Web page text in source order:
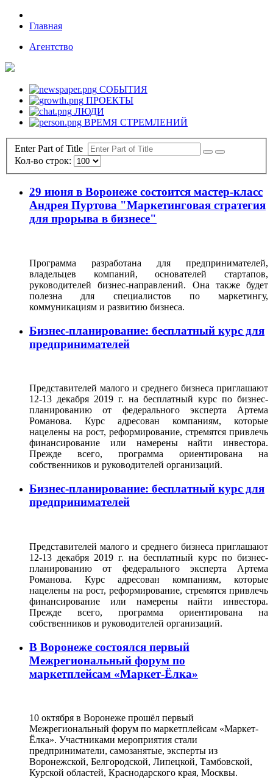
Главная
Агентство
СОБЫТИЯ
ПРОЕКТЫ
ЛЮДИ
ВРЕМЯ СТРЕМЛЕНИЙ
Enter Part of Title
Кол-во строк:
29 июня в Воронеже состоится мастер-класс
Андрея Пуртова "Маркетинговая стратегия
для прорыва в бизнесе"
Программа разработана для предпринимателей,
владельцев компаний, основателей стартапов,
руководителей бизнес-направлений. Она также будет
полезна для специалистов по маркетингу,
коммуникациям и развитию бизнеса.
Бизнес-планирование: бесплатный курс для
предпринимателей
Представителей малого и среднего бизнеса приглашают
12-13 декабря 2019 г. на бесплатный курс по бизнес-
планированию от федерального эксперта Артема
Романова. Курс адресован компаниям, которые
нацелены на рост, реформирование, стремятся привлечь
финансирование или намерены найти инвестора.
Прежде всего, программа ориентирована на
собственников и руководителей организаций.
Бизнес-планирование: бесплатный курс для
предпринимателей
Представителей малого и среднего бизнеса приглашают
12-13 декабря 2019 г. на бесплатный курс по бизнес-
планированию от федерального эксперта Артема
Романова. Курс адресован компаниям, которые
нацелены на рост, реформирование, стремятся привлечь
финансирование или намерены найти инвестора.
Прежде всего, программа ориентирована на
собственников и руководителей организаций.
В Воронеже состоялся первый
Межрегиональный форум по
маркетплейсам «Маркет-Ёлка»
10 октября в Воронеже прошёл первый
Межрегиональный форум по маркетплейсам «Маркет-
Ёлка». Участниками мероприятия стали
предприниматели, самозанятые, эксперты из
Воронежской, Белгородской, Липецкой, Тамбовской,
Курской областей, Краснодарского края, Москвы.